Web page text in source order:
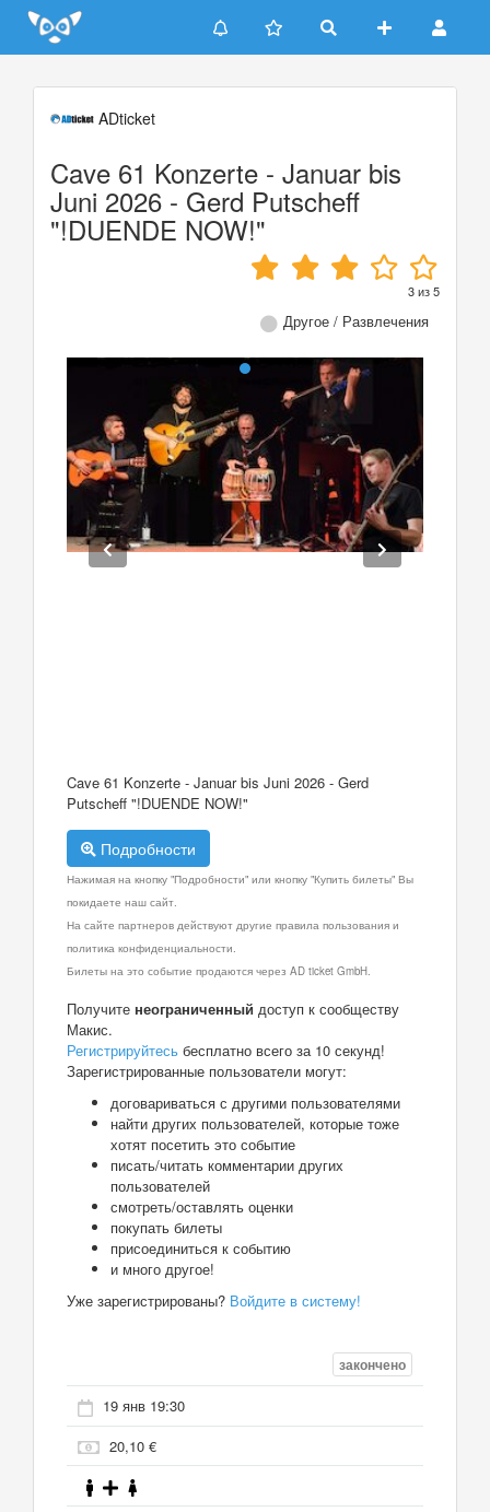
Update cookies preferences
ADticket
Cave 61 Konzerte - Januar bis
Juni 2026 - Gerd Putscheff
"!DUENDE NOW!"
3из5
Другое / Развлечения
Cave 61 Konzerte - Januar bis Juni 2026 - Gerd
Putscheff "!DUENDE NOW!"
Подробности
Нажимая на кнопку "Подробности" или кнопку "Купить билеты" Вы
покидаете наш сайт.
На сайте партнеров действуют другие правила пользования и
политика конфиденциальности.
Билеты на это событие продаются через AD ticket GmbH.
Получите неограниченный доступ к сообществу
Макис.
Регистрируйтесь бесплатно всего за 10 секунд!
Зарегистрированные пользователи могут:
договариваться с другими пользователями
найти других пользователей, которые тоже
хотят посетить это событие
писать/читать комментарии других
пользователей
смотреть/оставлять оценки
покупать билеты
присоединиться к событию
и много другое!
Уже зарегистрированы? Войдите в систему!
закончено
19 янв 19:30
20,10 €